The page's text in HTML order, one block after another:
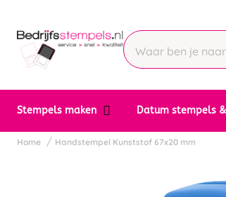
Stempels maken Datum stempels
Home Handstempel Kunststof 67x20 mm